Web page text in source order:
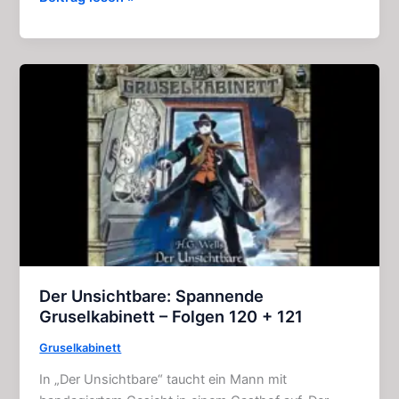
ohne
Ende:
Geschichte
Der Unsichtbare: Spannende
Gruselkabinett – Folgen 120 + 121
Gruselkabinett
In „Der Unsichtbare“ taucht ein Mann mit